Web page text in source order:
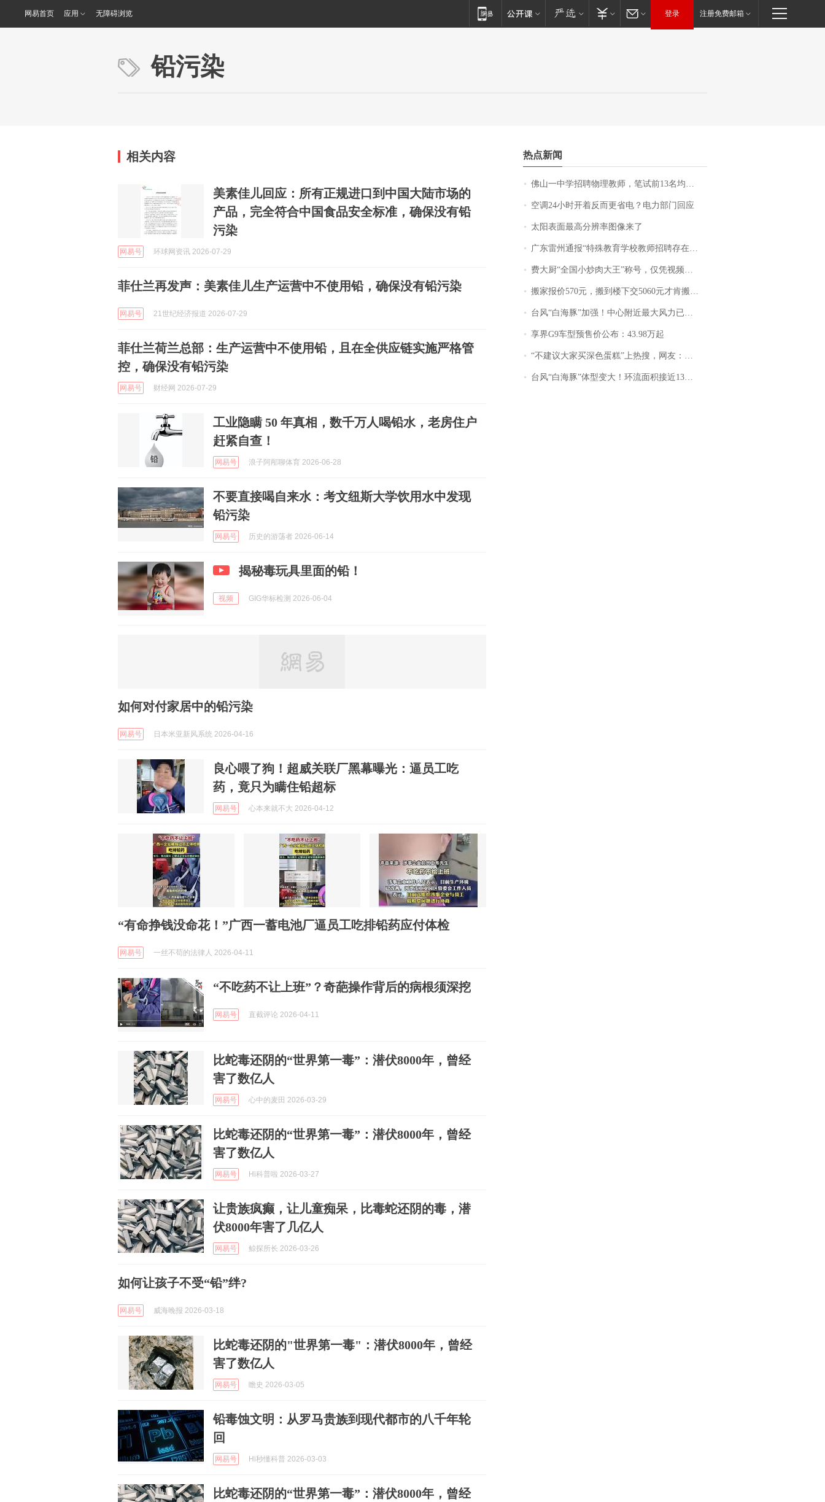
网易首页 应用 无障碍浏览 登录 注册免费邮箱
铅污染
相关内容
美素佳儿回应：所有正规进口到中国大陆市场的
产品，完全符合中国食品安全标准，确保没有铅
污染
网易号 环球网资讯 2026-07-29
菲仕兰再发声：美素佳儿生产运营中不使用铅，确保没有铅污染
网易号 21世纪经济报道 2026-07-29
菲仕兰荷兰总部：生产运营中不使用铅，且在全供应链实施严格管
控，确保没有铅污染
网易号 财经网 2026-07-29
工业隐瞒 50 年真相，数千万人喝铅水，老房住户
赶紧自查！
网易号 浪子阿邴聊体育 2026-06-28
不要直接喝自来水：考文纽斯大学饮用水中发现
铅污染
网易号 历史的游荡者 2026-06-14
揭秘毒玩具里面的铅！
视频 GIG华标检测 2026-06-04
如何对付家居中的铅污染
网易号 日本米亚新风系统 2026-04-16
良心喂了狗！超威关联厂黑幕曝光：逼员工吃
药，竟只为瞒住铅超标
网易号 心本来就不大 2026-04-12
“有命挣钱没命花！”广西一蓄电池厂逼员工吃排铅药应付体检
网易号 一丝不苟的法律人 2026-04-11
“不吃药不让上班”？奇葩操作背后的病根须深挖
网易号 直截评论 2026-04-11
比蛇毒还阴的“世界第一毒”：潜伏8000年，曾经
害了数亿人
网易号 心中的麦田 2026-03-29
比蛇毒还阴的“世界第一毒”：潜伏8000年，曾经
害了数亿人
网易号 Hi科普啦 2026-03-27
让贵族疯癫，让儿童痴呆，比毒蛇还阴的毒，潜
伏8000年害了几亿人
网易号 鲸探所长 2026-03-26
如何让孩子不受“铅”绊?
网易号 威海晚报 2026-03-18
比蛇毒还阴的"世界第一毒"：潜伏8000年，曾经
害了数亿人
网易号 瞻史 2026-03-05
铅毒蚀文明：从罗马贵族到现代都市的八千年轮
回
网易号 Hi秒懂科普 2026-03-03
比蛇毒还阴的“世界第一毒”：潜伏8000年，曾经
热点新闻
佛山一中学招聘物理教师，笔试前13名均遭淘汰？教育局：已叫停招聘，成立调查组全面核查
空调24小时开着反而更省电？电力部门回应
太阳表面最高分辨率图像来了
广东雷州通报“特殊教育学校教师招聘存在违规行为”：已启动问责程序 副校长被停职
费大厨“全国小炒肉大王”称号，仅凭视频评出？中国烹饪协会回应
搬家报价570元，搬到楼下交5060元才肯搬上楼！女子傻眼了……
台风“白海豚”加强！中心附近最大风力已达15级 最新研判
享界G9车型预售价公布：43.98万起
“不建议大家买深色蛋糕”上热搜，网友：天塌了！
台风“白海豚”体型变大！环流面积接近13个浙江那么大